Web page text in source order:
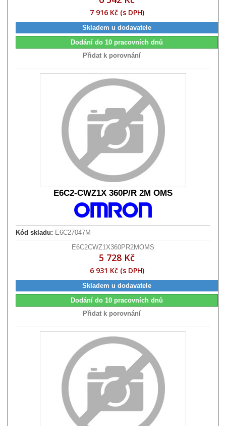
7 916 Kč (s DPH)
Skladem u dodavatele
Dodání do 10 pracovních dnů
Přidat k porovnání
E6C2-CWZ1X 360P/R 2M OMS
Kód skladu: E6C27047M
E6C2CWZ1X360PR2MOMS
5 728 Kč
6 931 Kč (s DPH)
Skladem u dodavatele
Dodání do 10 pracovních dnů
Přidat k porovnání